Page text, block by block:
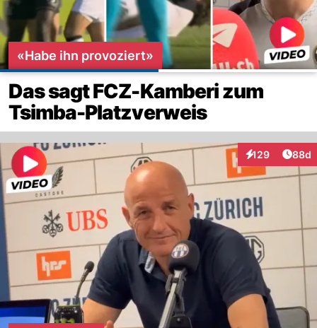
«Habe ihn provoziert»
Das sagt FCZ-Kamberi zum
Tsimba-Platzverweis
129
Interaktionen
88d